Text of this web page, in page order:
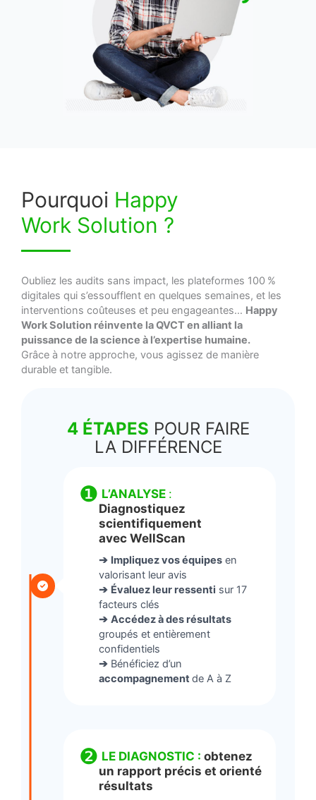
Pourquoi Happy
Work Solution ?
Oubliez les audits sans impact, les plateformes 100 %
digitales qui s’essoufflent en quelques semaines, et les
interventions coûteuses et peu engageantes… Happy
Work Solution réinvente la QVCT en alliant la
puissance de la science à l’expertise humaine.
Grâce à notre approche, vous agissez de manière
durable et tangible.
4 ÉTAPES POUR FAIRE
LA DIFFÉRENCE
❶ L’ANALYSE :
Diagnostiquez
scientifiquement
avec WellScan
➔ Impliquez vos équipesen
valorisant leur avis
➔ Évaluez leur ressenti sur 17
facteurs clés
➔ Accédez à des résultats
groupés et entièrement
confidentiels
➔Bénéficiez d’un
accompagnementde A à Z
❷ LE DIAGNOSTIC : obtenez
un rapport précis et orienté
résultats